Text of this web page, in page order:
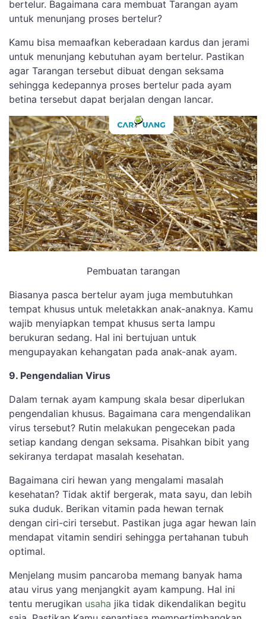
bertelur. Bagaimana cara membuat Tarangan ayam
untuk menunjang proses bertelur?
Kamu bisa memaafkan keberadaan kardus dan jerami
untuk menunjang kebutuhan ayam bertelur. Pastikan
agar Tarangan tersebut dibuat dengan seksama
sehingga kedepannya proses bertelur pada ayam
betina tersebut dapat berjalan dengan lancar.
Pembuatan tarangan
Biasanya pasca bertelur ayam juga membutuhkan
tempat khusus untuk meletakkan anak-anaknya. Kamu
wajib menyiapkan tempat khusus serta lampu
berukuran sedang. Hal ini bertujuan untuk
mengupayakan kehangatan pada anak-anak ayam.
9. Pengendalian Virus
Dalam ternak ayam kampung skala besar diperlukan
pengendalian khusus. Bagaimana cara mengendalikan
virus tersebut? Rutin melakukan pengecekan pada
setiap kandang dengan seksama. Pisahkan bibit yang
sekiranya terdapat masalah kesehatan.
Bagaimana ciri hewan yang mengalami masalah
kesehatan? Tidak aktif bergerak, mata sayu, dan lebih
suka duduk. Berikan vitamin pada hewan ternak
dengan ciri-ciri tersebut. Pastikan juga agar hewan lain
mendapat vitamin sendiri sehingga pertahanan tubuh
optimal.
Menjelang musim pancaroba memang banyak hama
atau virus yang menjangkit ayam kampung. Hal ini
tentu merugikan usaha jika tidak dikendalikan begitu